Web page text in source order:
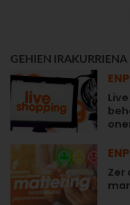
GEHIEN IRAKURRIENA
Zer